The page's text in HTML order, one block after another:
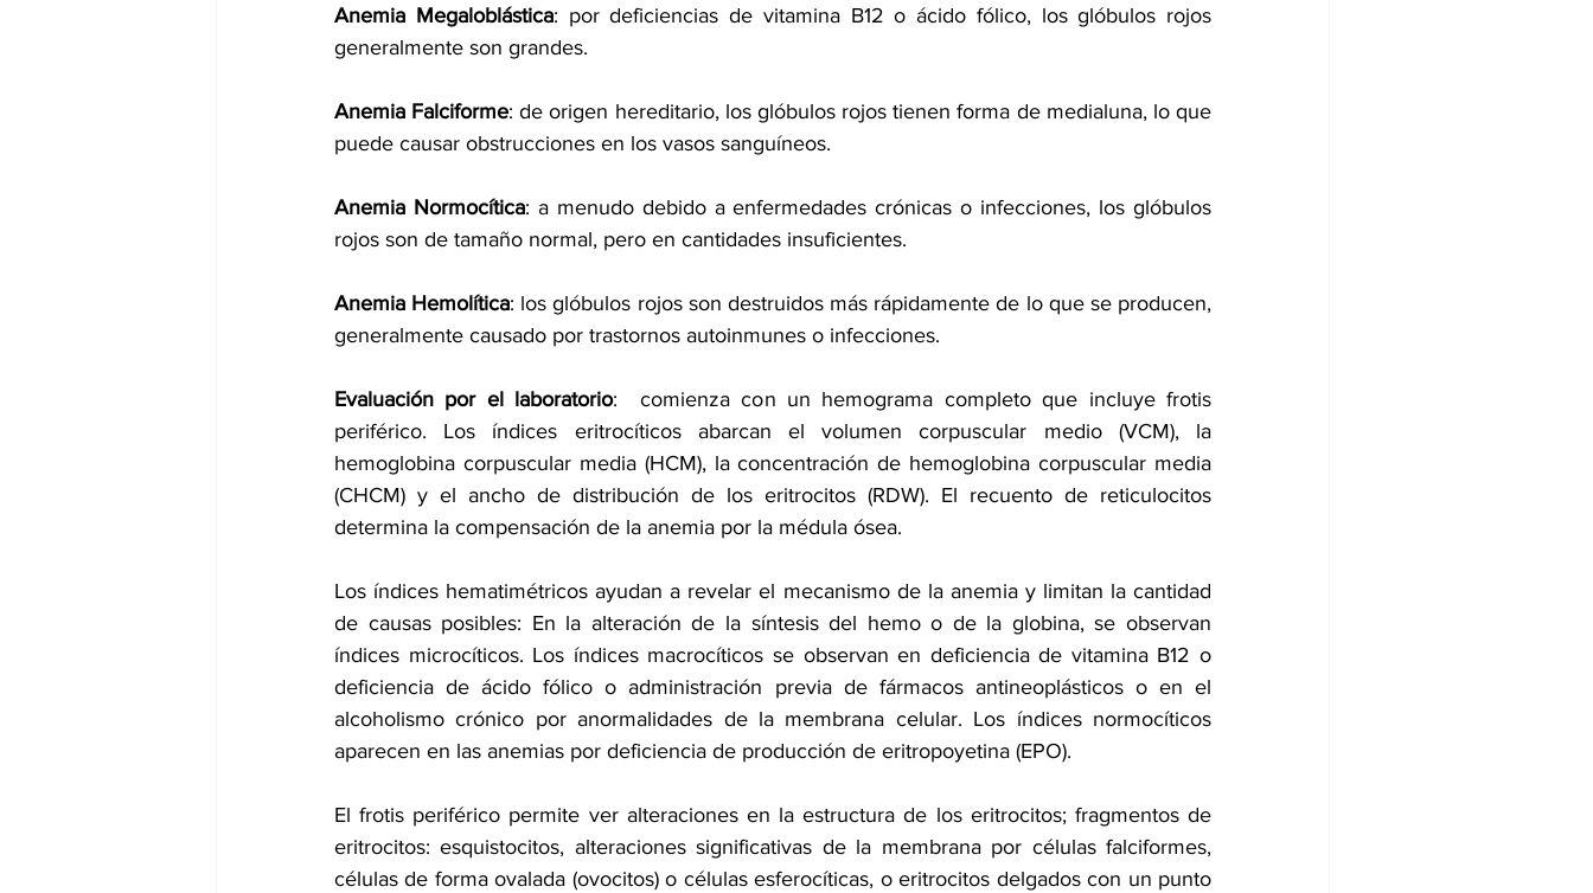
Anemia Megaloblástica: por deficiencias de vitamina B12 o ácido fólico, los glóbulos rojos
generalmente son grandes.
Anemia Falciforme: de origen hereditario, los glóbulos rojos tienen forma de medialuna, lo que
puede causar obstrucciones en los vasos sanguíneos.
Anemia Normocítica: a menudo debido a enfermedades crónicas o infecciones, los glóbulos
rojos son de tamaño normal, pero en cantidades insuficientes.
Anemia Hemolítica: los glóbulos rojos son destruidos más rápidamente de lo que se producen,
generalmente causado por trastornos autoinmunes o infecciones.
Evaluación por el laboratorio:  comienza con un hemograma completo que incluye frotis
periférico. Los índices eritrocíticos abarcan el volumen corpuscular medio (VCM), la
hemoglobina corpuscular media (HCM), la concentración de hemoglobina corpuscular media
(CHCM) y el ancho de distribución de los eritrocitos (RDW). El recuento de reticulocitos
determina la compensación de la anemia por la médula ósea.
Los índices hematimétricos ayudan a revelar el mecanismo de la anemia y limitan la cantidad
de causas posibles: En la alteración de la síntesis del hemo o de la globina, se observan
índices microcíticos. Los índices macrocíticos se observan en deficiencia de vitamina B12 o
deficiencia de ácido fólico o administración previa de fármacos antineoplásticos o en el
alcoholismo crónico por anormalidades de la membrana celular. Los índices normocíticos
aparecen en las anemias por deficiencia de producción de eritropoyetina (EPO).
El frotis periférico permite ver alteraciones en la estructura de los eritrocitos; fragmentos de
eritrocitos: esquistocitos, alteraciones significativas de la membrana por células falciformes,
células de forma ovalada (ovocitos) o células esferocíticas, o eritrocitos delgados con un punto